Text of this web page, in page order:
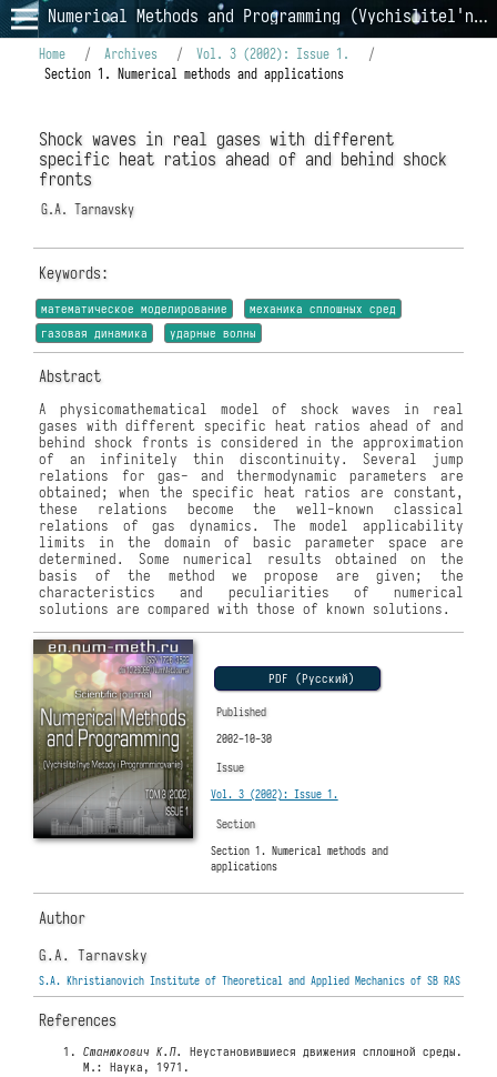
Numerical Methods and Programming (Vychislitel'nye Metody i Programmirovanie)
Home / Archives / Vol. 3 (2002): Issue 1.
/
Section 1. Numerical methods and applications
Shock waves in real gases with different
specific heat ratios ahead of and behind shock
fronts
G.A. Tarnavsky
Keywords:
математическое моделирование
механика сплошных сред
газовая динамика
ударные волны
Abstract
A physicomathematical model of shock waves in real
gases with different specific heat ratios ahead of and
behind shock fronts is considered in the approximation
of an infinitely thin discontinuity. Several jump
relations for gas- and thermodynamic parameters are
obtained; when the specific heat ratios are constant,
these relations become the well-known classical
relations of gas dynamics. The model applicability
limits in the domain of basic parameter space are
determined. Some numerical results obtained on the
basis of the method we propose are given; the
characteristics and peculiarities of numerical
solutions are compared with those of known solutions.
PDF (Русский)
Published
2002-10-30
Issue
Vol. 3 (2002): Issue 1.
Section
Section 1. Numerical methods and
applications
Author
G.A. Tarnavsky
S.A. Khristianovich Institute of Theoretical and Applied Mechanics of SB RAS
References
Станюкович К.П.
Неустановившиеся движения сплошной среды.
М.: Наука, 1971.